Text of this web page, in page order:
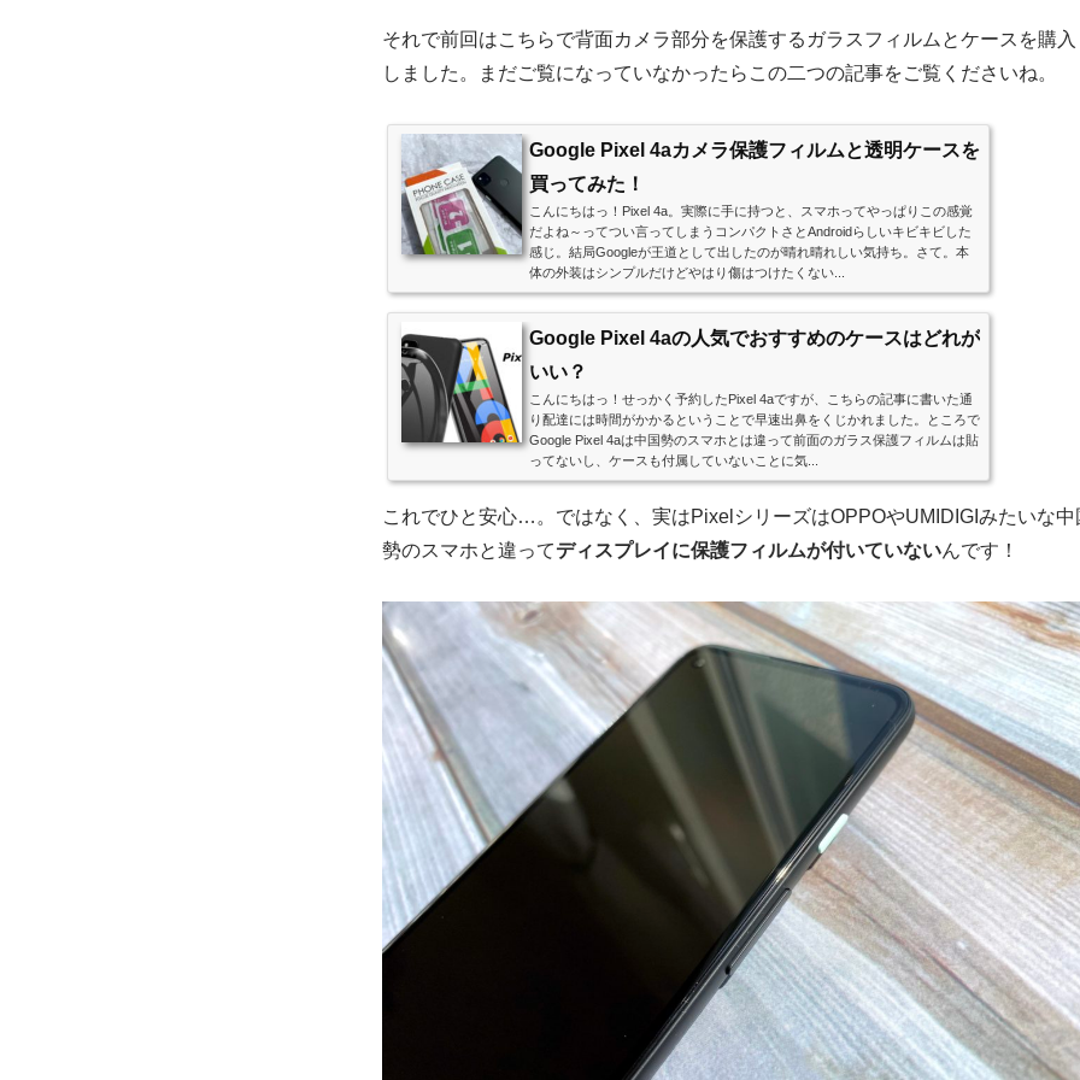
それで前回はこちらで背面カメラ部分を保護するガラスフィルムとケースを購入
しました。まだご覧になっていなかったらこの二つの記事をご覧くださいね。
Google Pixel 4aカメラ保護フィルムと透明ケースを
買ってみた！
こんにちはっ！Pixel 4a。実際に手に持つと、スマホってやっぱりこの感覚
だよね～ってつい言ってしまうコンパクトさとAndroidらしいキビキビした
感じ。結局Googleが王道として出したのが晴れ晴れしい気持ち。さて。本
体の外装はシンプルだけどやはり傷はつけたくない...
Google Pixel 4aの人気でおすすめのケースはどれが
いい？
こんにちはっ！せっかく予約したPixel 4aですが、こちらの記事に書いた通
り配達には時間がかかるということで早速出鼻をくじかれました。ところで
Google Pixel 4aは中国勢のスマホとは違って前面のガラス保護フィルムは貼
ってないし、ケースも付属していないことに気...
これでひと安心…。ではなく、実はPixelシリーズはOPPOやUMIDIGIみたいな中
勢のスマホと違ってディスプレイに保護フィルムが付いていないんです！